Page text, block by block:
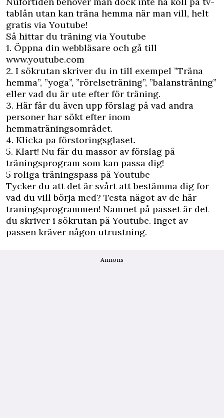
tablån utan kan träna hemma när man vill, helt
gratis via Youtube!
Så hittar du träning via Youtube
1. Öppna din webbläsare och gå till
www.youtube.com
2. I sökrutan skriver du in till exempel ”Träna
hemma”, ”yoga”, ”rörelseträning”, ”balansträning”
eller vad du är ute efter för träning.
3. Här får du även upp förslag på vad andra
personer har sökt efter inom
hemmaträningsområdet.
4. Klicka pa förstoringsglaset.
5. Klart! Nu får du massor av förslag på
träningsprogram som kan passa dig!
5 roliga träningspass på Youtube
Tycker du att det är svårt att bestämma dig for
vad du vill börja med? Testa något av de här
traningsprogrammen! Namnet på passet är det
du skriver i sökrutan på Youtube. Inget av
passen kräver någon utrustning.
Annons